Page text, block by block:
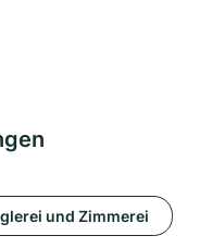
und Zimmerei